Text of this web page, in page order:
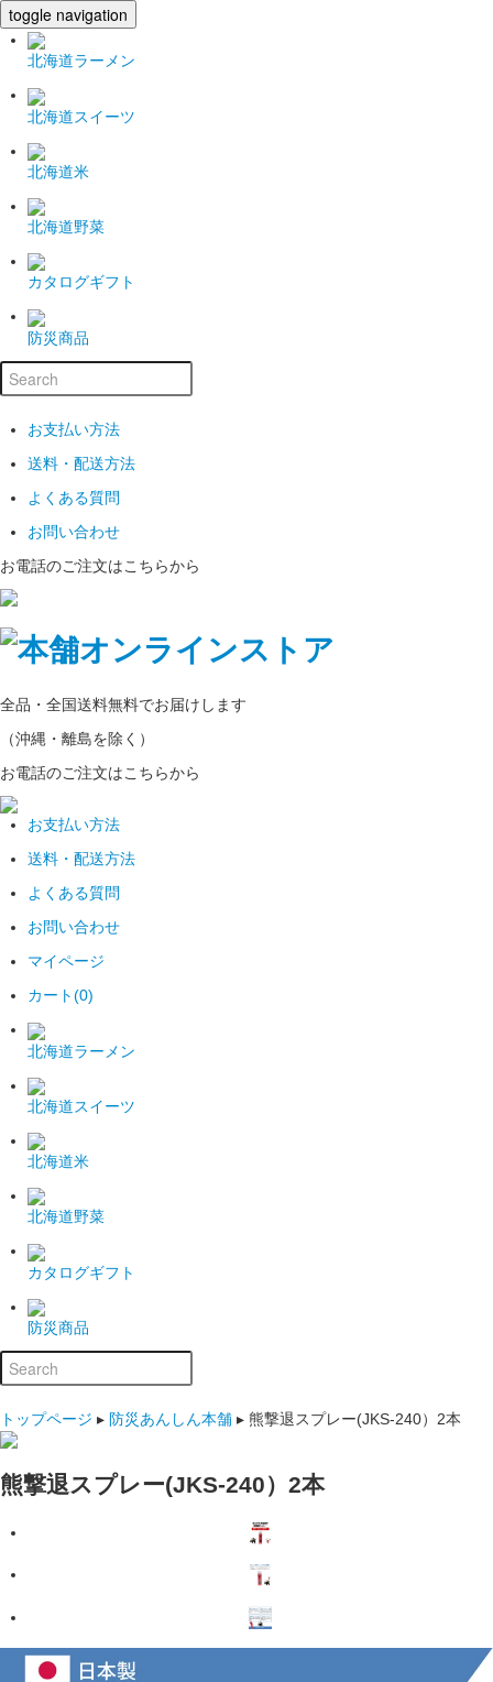
toggle navigation
北海道ラーメン
北海道スイーツ
北海道米
北海道野菜
カタログギフト
防災商品
お支払い方法
送料・配送方法
よくある質問
お問い合わせ
お電話のご注文はこちらから
全品・全国送料無料でお届けします
（沖縄・離島を除く）
お電話のご注文はこちらから
お支払い方法
送料・配送方法
よくある質問
お問い合わせ
マイページ
カート(0)
北海道ラーメン
北海道スイーツ
北海道米
北海道野菜
カタログギフト
防災商品
トップページ ▸ 防災あんしん本舗 ▸ 熊撃退スプレー(JKS-240）2本
熊撃退スプレー(JKS-240）2本